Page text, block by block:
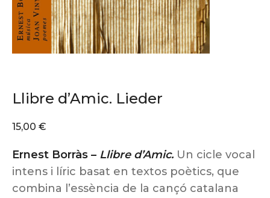
Llibre d’Amic. Lieder
15,00 €
Ernest Borràs – Llibre d’Amic. Un cicle vocal
intens i líric basat en textos poètics, que
combina l’essència de la cançó catalana